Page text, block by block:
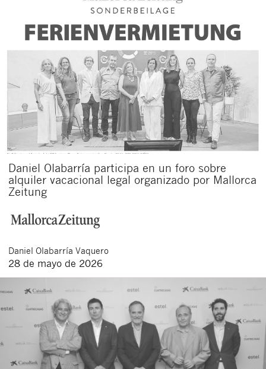
Daniel Olabarría participa en un foro sobre
alquiler vacacional legal organizado por Mallorca
Zeitung
Daniel Olabarría Vaquero
28 de mayo de 2026